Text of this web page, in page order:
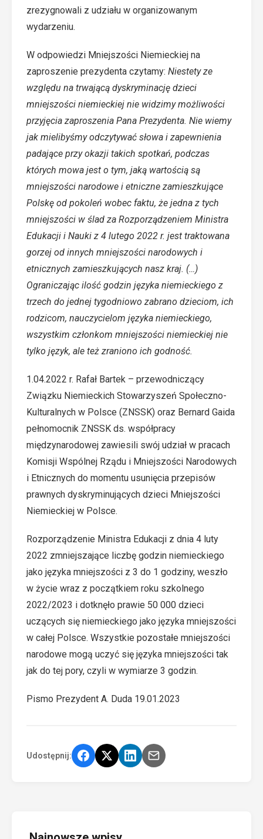
zrezygnowali z udziału w organizowanym
wydarzeniu.
W odpowiedzi Mniejszości Niemieckiej na
zaproszenie prezydenta czytamy: Niestety ze
względu na trwającą dyskryminację dzieci
mniejszości niemieckiej nie widzimy możliwości
przyjęcia zaproszenia Pana Prezydenta. Nie wiemy
jak mielibyśmy odczytywać słowa i zapewnienia
padające przy okazji takich spotkań, podczas
których mowa jest o tym, jaką wartością są
mniejszości narodowe i etniczne zamieszkujące
Polskę od pokoleń wobec faktu, że jedna z tych
mniejszości w ślad za Rozporządzeniem Ministra
Edukacji i Nauki z 4 lutego 2022 r. jest traktowana
gorzej od innych mniejszości narodowych i
etnicznych zamieszkujących nasz kraj. (…)
Ograniczając ilość godzin języka niemieckiego z
trzech do jednej tygodniowo zabrano dzieciom, ich
rodzicom, nauczycielom języka niemieckiego,
wszystkim członkom mniejszości niemieckiej nie
tylko język, ale też zraniono ich godność.
1.04.2022 r. Rafał Bartek – przewodniczący
Związku Niemieckich Stowarzyszeń Społeczno-
Kulturalnych w Polsce (ZNSSK) oraz Bernard Gaida
pełnomocnik ZNSSK ds. współpracy
międzynarodowej zawiesili swój udział w pracach
Komisji Wspólnej Rządu i Mniejszości Narodowych
i Etnicznych do momentu usunięcia przepisów
prawnych dyskryminujących dzieci Mniejszości
Niemieckiej w Polsce.
Rozporządzenie Ministra Edukacji z dnia 4 luty
2022 zmniejszające liczbę godzin niemieckiego
jako języka mniejszości z 3 do 1 godziny, weszło
w życie wraz z początkiem roku szkolnego
2022/2023 i dotknęło prawie 50 000 dzieci
uczących się niemieckiego jako języka mniejszości
w całej Polsce. Wszystkie pozostałe mniejszości
narodowe mogą uczyć się języka mniejszości tak
jak do tej pory, czyli w wymiarze 3 godzin.
Pismo Prezydent A. Duda 19.01.2023
Udostępnij: